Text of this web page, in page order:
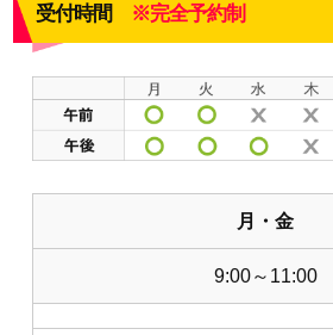
受付時間 ※完全予約制
月・金
9:00～11:00